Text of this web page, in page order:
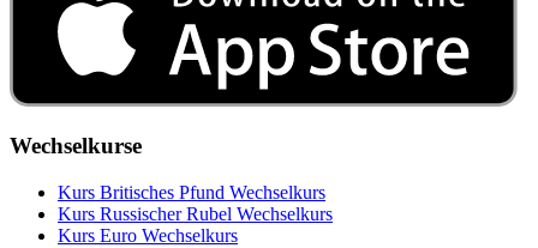
Wechselkurse
Kurs Britisches Pfund Wechselkurs
Kurs Russischer Rubel Wechselkurs
Kurs Euro Wechselkurs